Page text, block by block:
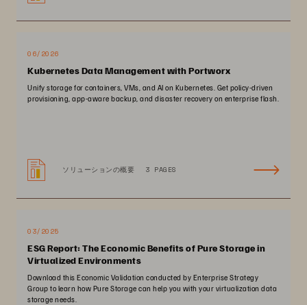
06/2026
Kubernetes Data Management with Portworx
Unify storage for containers, VMs, and AI on Kubernetes. Get policy-driven
provisioning, app-aware backup, and disaster recovery on enterprise flash.
ソリューションの概要 3 PAGES
03/2025
ESG Report: The Economic Benefits of Pure Storage in
Virtualized Environments
Download this Economic Validation conducted by Enterprise Strategy
Group to learn how Pure Storage can help you with your virtualization data
storage needs.